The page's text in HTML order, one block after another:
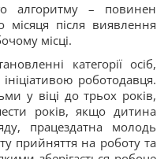
алгоритму – повинен
після виявлення
місці.
категорії осіб,
роботодавця.
у віці до трьох років,
років, якщо дитина
працездатна молодь
прийняття на роботу та